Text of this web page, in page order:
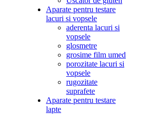
Aparate pentru testare
lacuri si vopsele
aderenta lacuri si
vopsele
glosmetre
grosime film umed
porozitate lacuri si
vopsele
rugozitate
suprafete
Aparate pentru testare
lapte